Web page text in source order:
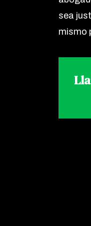
sea
mismo